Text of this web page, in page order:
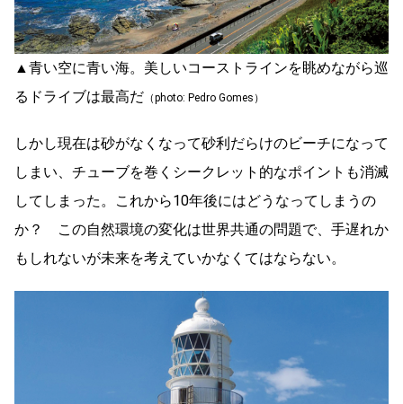
▲青い空に青い海。美しいコーストラインを眺めながら巡
るドライブは最高だ （photo: Pedro Gomes）
しかし現在は砂がなくなって砂利だらけのビーチになって
しまい、チューブを巻くシークレット的なポイントも消滅
してしまった。これから10年後にはどうなってしまうの
か？ この自然環境の変化は世界共通の問題で、手遅れか
もしれないが未来を考えていかなくてはならない。